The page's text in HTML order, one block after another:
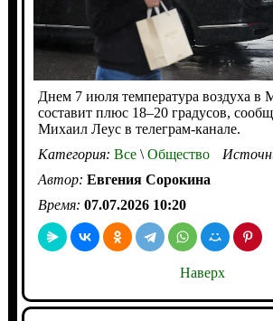
Днем 7 июля температура воздуха в
составит плюс 18–20 градусов,
Михаил Леус в телеграм-канале.
Категория: Все\Общество
Автор: Евгения Сорокина
Время: 07.07.2026 10:20
Наверх